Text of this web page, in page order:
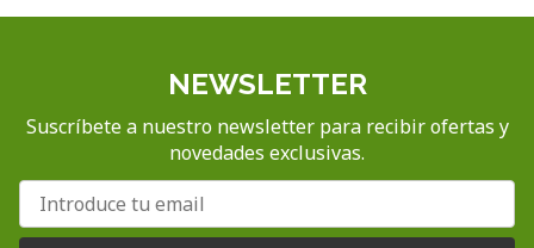
NEWSLETTER
Suscríbete a nuestro newsletter para recibir ofertas y
novedades exclusivas.